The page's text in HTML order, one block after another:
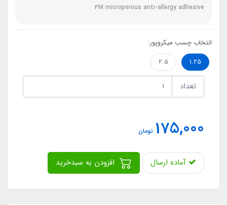
3M microporous anti-allergy adhesive
انتخاب چسب میکروپور:
1.25
2.5
تعداد
175,000 تومان
آماده ارسال